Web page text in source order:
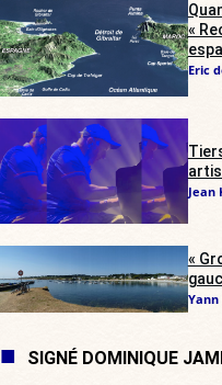
«
Eric
Jean
«
SIGNÉ DOMINIQUE